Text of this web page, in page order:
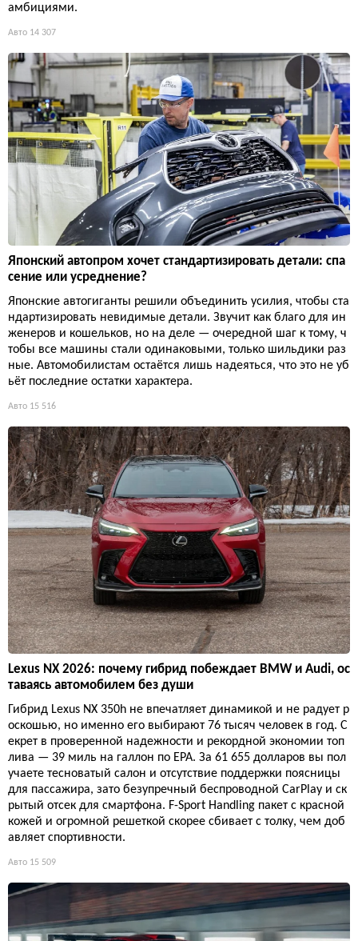
амбициями.
Авто 14 307
Японский автопром хочет стандартизировать детали: спа
сение или усреднение?
Японские автогиганты решили объединить усилия, чтобы ста
ндартизировать невидимые детали. Звучит как благо для ин
женеров и кошельков, но на деле — очередной шаг к тому, ч
тобы все машины стали одинаковыми, только шильдики раз
ные. Автомобилистам остаётся лишь надеяться, что это не уб
ьёт последние остатки характера.
Авто 15 516
Lexus NX 2026: почему гибрид побеждает BMW и Audi, ос
таваясь автомобилем без души
Гибрид Lexus NX 350h не впечатляет динамикой и не радует р
оскошью, но именно его выбирают 76 тысяч человек в год. С
екрет в проверенной надежности и рекордной экономии топ
лива — 39 миль на галлон по EPA. За 61 655 долларов вы пол
учаете тесноватый салон и отсутствие поддержки поясницы
для пассажира, зато безупречный беспроводной CarPlay и ск
рытый отсек для смартфона. F-Sport Handling пакет с красной
кожей и огромной решеткой скорее сбивает с толку, чем доб
авляет спортивности.
Авто 15 509